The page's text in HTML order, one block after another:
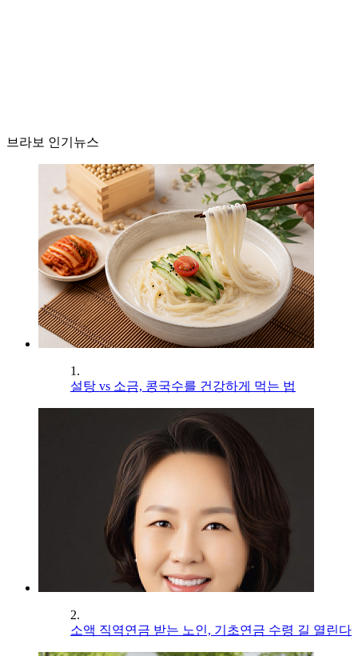
브라보 인기뉴스
1.
설탕 vs 소금, 콩국수를 건강하게 먹는 법
2.
소액 직역연금 받는 노인, 기초연금 수령 길 열린다